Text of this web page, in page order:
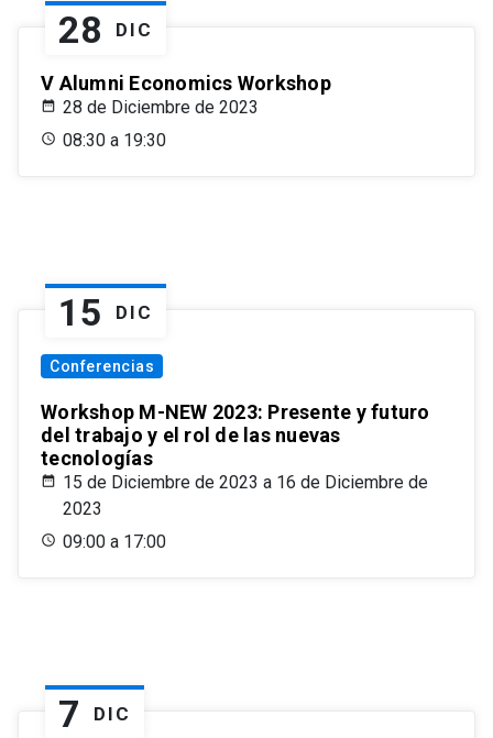
28 DIC
V Alumni Economics Workshop
28 de Diciembre de 2023
08:30 a 19:30
15 DIC
Conferencias
Workshop M-NEW 2023: Presente y futuro
del trabajo y el rol de las nuevas
tecnologías
15 de Diciembre de 2023 a 16 de Diciembre de
2023
09:00 a 17:00
7 DIC